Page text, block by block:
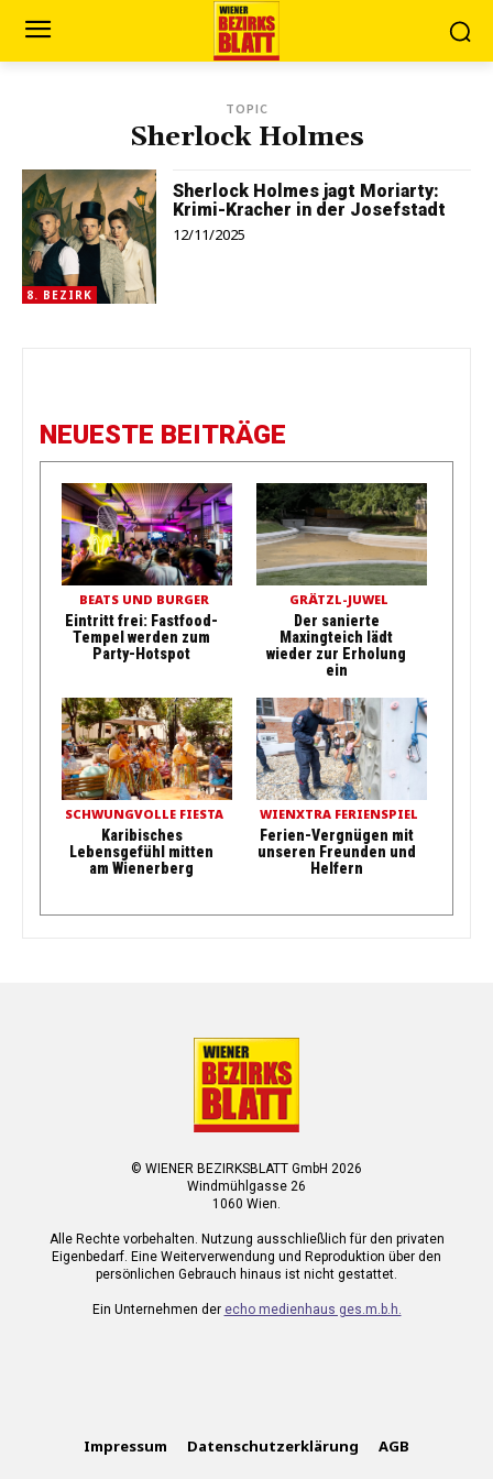
TOPIC
Sherlock Holmes
8. BEZIRK
Sherlock Holmes jagt Moriarty:
Krimi-Kracher in der Josefstadt
12/11/2025
NEUESTE BEITRÄGE
BEATS UND BURGER
Eintritt frei: Fastfood-
Tempel werden zum
Party-Hotspot
GRÄTZL-JUWEL
Der sanierte
Maxingteich lädt
wieder zur Erholung
ein
SCHWUNGVOLLE FIESTA
Karibisches
Lebensgefühl mitten
am Wienerberg
WIENXTRA FERIENSPIEL
Ferien-Vergnügen mit
unseren Freunden und
Helfern
© WIENER BEZIRKSBLATT GmbH 2026
Windmühlgasse 26
1060 Wien.
Alle Rechte vorbehalten. Nutzung ausschließlich für den privaten
Eigenbedarf. Eine Weiterverwendung und Reproduktion über den
persönlichen Gebrauch hinaus ist nicht gestattet.
Ein Unternehmen der echo medienhaus ges.m.b.h.
Impressum Datenschutzerklärung AGB